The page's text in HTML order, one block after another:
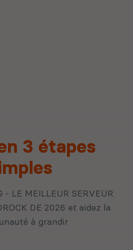
3 étapes
- LE MEILLEUR SERVEUR
DE 2026 et aidez la
à grandir